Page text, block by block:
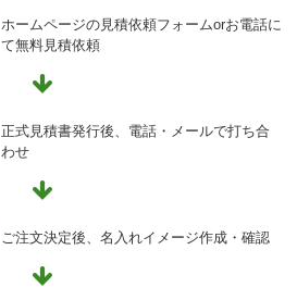
ホームページの見積依頼フォームorお電話に
て無料見積依頼
正式見積書発行後、電話・メールで打ち合
わせ
ご注文決定後、名入れイメージ作成・確認